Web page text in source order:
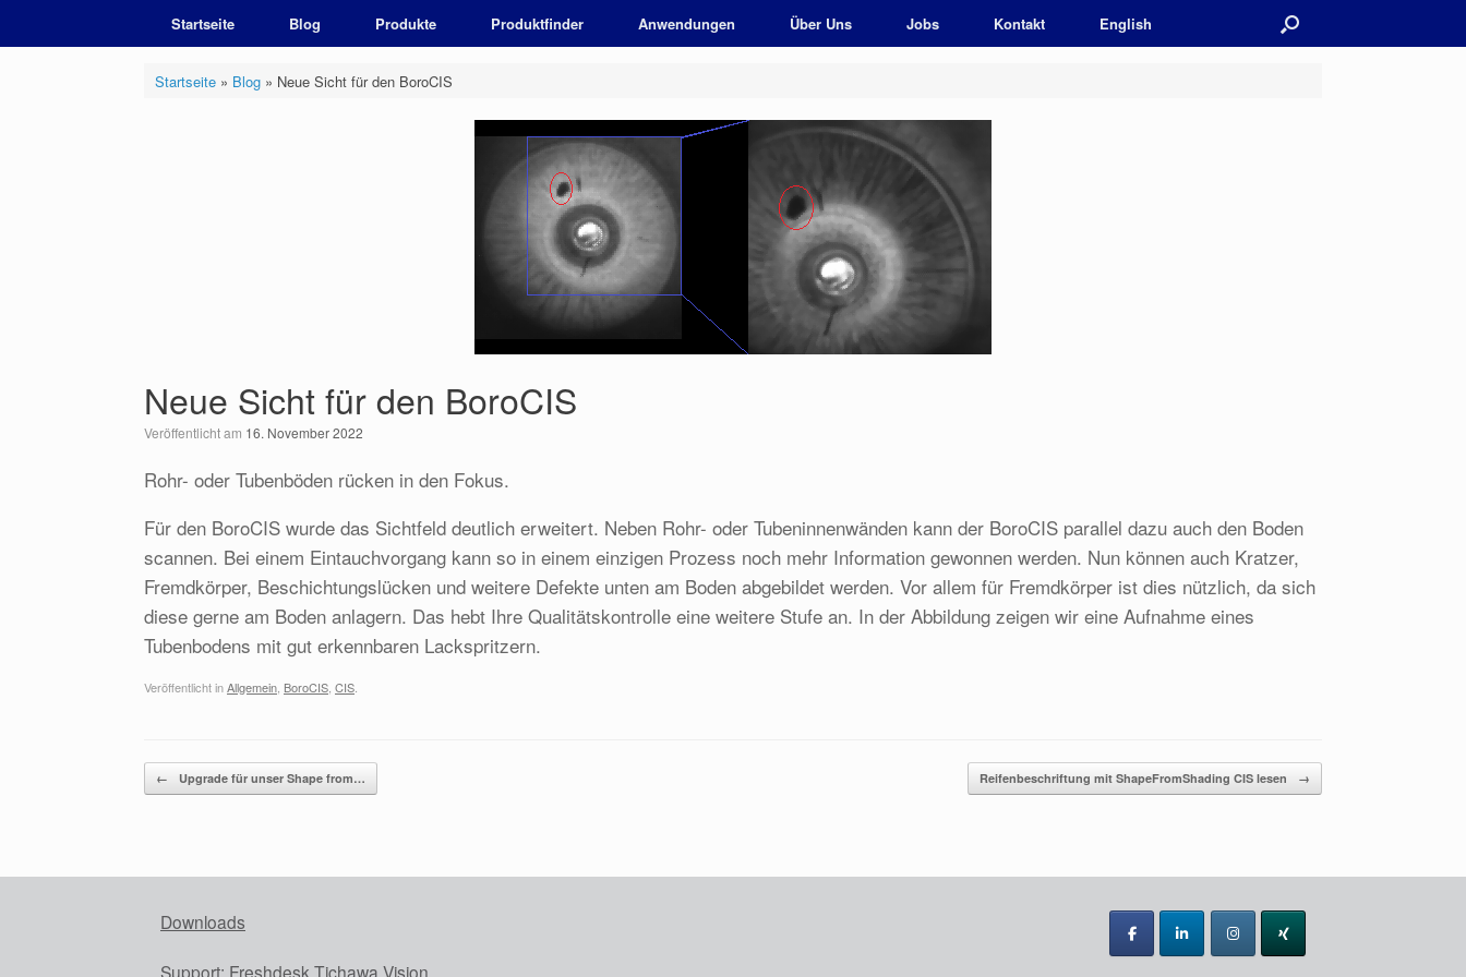
springen
Startseite Blog Produkte Produktfinder Anwendungen Über Uns Jobs Kontakt English
Startseite» Blog» Neue Sicht für den BoroCIS
Neue Sicht für den BoroCIS
Veröffentlicht am 16. November 2022
Rohr- oder Tubenböden rücken in den Fokus.
Für den BoroCIS wurde das Sichtfeld deutlich erweitert. Neben Rohr- oder Tubeninnenwänden kann der BoroCIS parallel dazu auch den Boden
scannen. Bei einem Eintauchvorgang kann so in einem einzigen Prozess noch mehr Information gewonnen werden. Nun können auch Kratzer,
Fremdkörper, Beschichtungslücken und weitere Defekte unten am Boden abgebildet werden. Vor allem für Fremdkörper ist dies nützlich, da sich
diese gerne am Boden anlagern. Das hebt Ihre Qualitätskontrolle eine weitere Stufe an. In der Abbildung zeigen wir eine Aufnahme eines
Tubenbodens mit gut erkennbaren Lackspritzern.
Veröffentlicht inAllgemein BoroCIS CIS
Beitragsnavigation
← Upgrade für unser Shape from… Reifenbeschriftung mit ShapeFromShading CIS lesen →
Downloads
Support: Freshdesk Tichawa Vision